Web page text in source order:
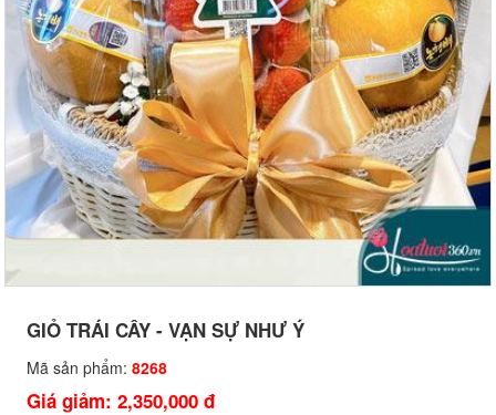
GIỎ TRÁI CÂY - VẠN SỰ NHƯ Ý
Mã sản phẩm: 8268
Giá giảm: 2,350,000 đ